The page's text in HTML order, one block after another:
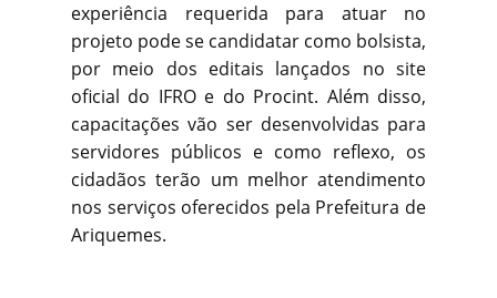
experiência requerida para atuar no
projeto pode se candidatar como bolsista,
por meio dos editais lançados no site
oficial do IFRO e do Procint. Além disso,
capacitações vão ser desenvolvidas para
servidores públicos e como reflexo, os
cidadãos terão um melhor atendimento
nos serviços oferecidos pela Prefeitura de
Ariquemes.